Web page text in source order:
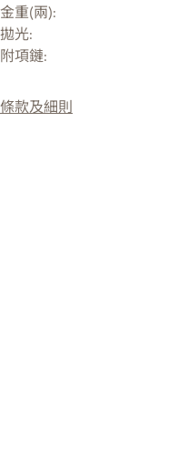
金重(兩):
拋光:
附項鏈:
條款及細則